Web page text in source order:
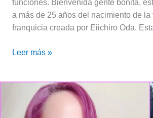
funciones. Bienvenida gente bonita,
a más de 25 años del nacimiento de la
franquicia creada por Eiichiro Oda.
Leer más »
Falcón:
Biografía